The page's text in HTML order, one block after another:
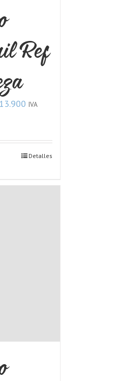
Ref
IVA
Detalles